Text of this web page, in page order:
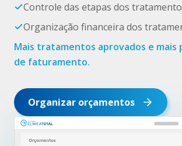
Controle das etapas dos
Organização financeira dos
Mais tratamentos aprovados e mais
de faturamento.
Organizar orçamentos